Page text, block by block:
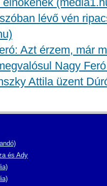
lévő vén
Azt érzem, már
Nagy
Attila üzent
és Ady